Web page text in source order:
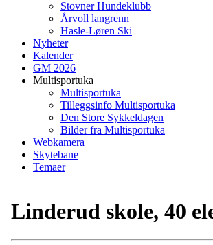
Stovner Hundeklubb
Årvoll langrenn
Hasle-Løren Ski
Nyheter
Kalender
GM 2026
Multisportuka
Multisportuka
Tilleggsinfo Multisportuka
Den Store Sykkeldagen
Bilder fra Multisportuka
Webkamera
Skytebane
Temaer
Linderud skole, 40